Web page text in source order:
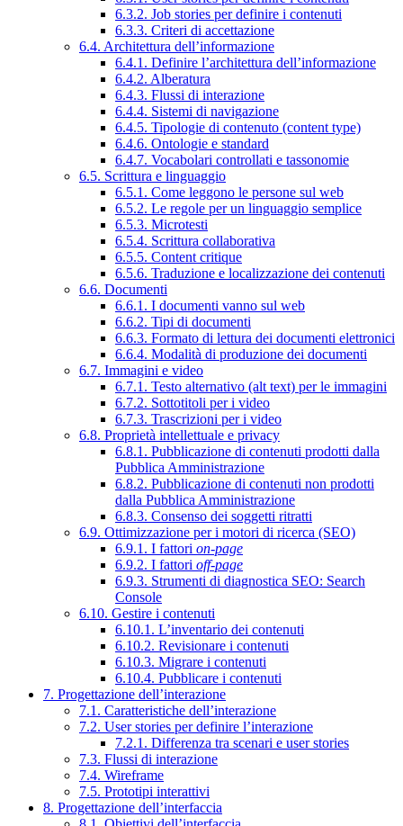
6.3.2. Job stories per definire i contenuti
6.3.3. Criteri di accettazione
6.4. Architettura dell’informazione
6.4.1. Definire l’architettura dell’informazione
6.4.2. Alberatura
6.4.3. Flussi di interazione
6.4.4. Sistemi di navigazione
6.4.5. Tipologie di contenuto (content type)
6.4.6. Ontologie e standard
6.4.7. Vocabolari controllati e tassonomie
6.5. Scrittura e linguaggio
6.5.1. Come leggono le persone sul web
6.5.2. Le regole per un linguaggio semplice
6.5.3. Microtesti
6.5.4. Scrittura collaborativa
6.5.5. Content critique
6.5.6. Traduzione e localizzazione dei contenuti
6.6. Documenti
6.6.1. I documenti vanno sul web
6.6.2. Tipi di documenti
6.6.3. Formato di lettura dei documenti elettronici
6.6.4. Modalità di produzione dei documenti
6.7. Immagini e video
6.7.1. Testo alternativo (alt text) per le immagini
6.7.2. Sottotitoli per i video
6.7.3. Trascrizioni per i video
6.8. Proprietà intellettuale e privacy
6.8.1. Pubblicazione di contenuti prodotti dalla
Pubblica Amministrazione
6.8.2. Pubblicazione di contenuti non prodotti
dalla Pubblica Amministrazione
6.8.3. Consenso dei soggetti ritratti
6.9. Ottimizzazione per i motori di ricerca (SEO)
6.9.1. I fattori on-page
6.9.2. I fattori off-page
6.9.3. Strumenti di diagnostica SEO: Search
Console
6.10. Gestire i contenuti
6.10.1. L’inventario dei contenuti
6.10.2. Revisionare i contenuti
6.10.3. Migrare i contenuti
6.10.4. Pubblicare i contenuti
7. Progettazione dell’interazione
7.1. Caratteristiche dell’interazione
7.2. User stories per definire l’interazione
7.2.1. Differenza tra scenari e user stories
7.3. Flussi di interazione
7.4. Wireframe
7.5. Prototipi interattivi
8. Progettazione dell’interfaccia